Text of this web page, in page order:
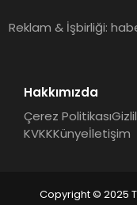
Reklam & İşbirliği:
Hakkımızda
Çerez Politikası
KVKKKünyeİletişim
Copyright © 2025